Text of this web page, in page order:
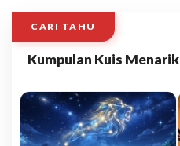
CARI TAHU
Kumpulan Kuis Menarik